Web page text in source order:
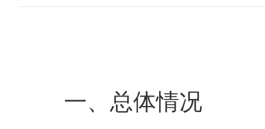
一、总体情况